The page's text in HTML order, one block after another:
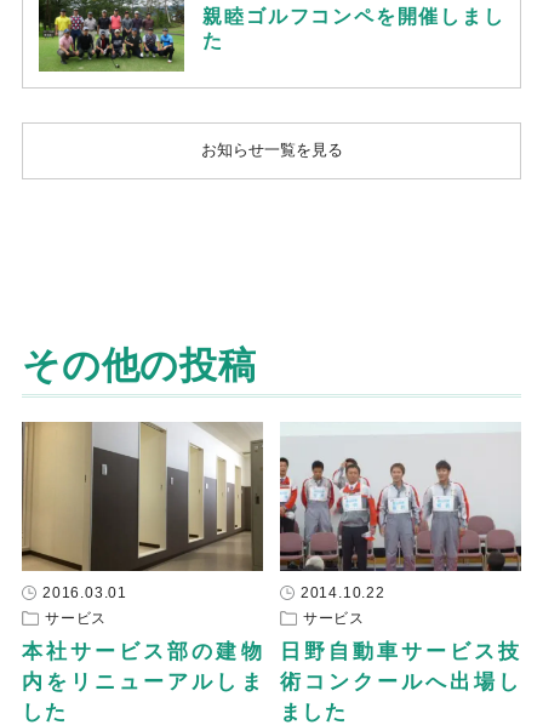
親睦ゴルフコンペを開催しまし
た
お知らせ一覧を見る
その他の投稿
2016.03.01
サービス
本社サービス部の建物
内をリニューアルしま
した
2014.10.22
サービス
日野自動車サービス技
術コンクールへ出場し
ました